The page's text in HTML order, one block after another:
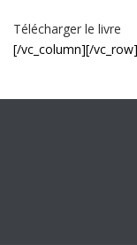
Télécharger le livre
[/vc_column][/vc_row]